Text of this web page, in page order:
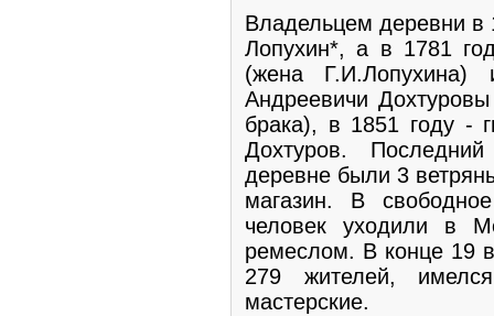
Владельцем деревни в
Лопухин*, а в 1781
(жена
Андреевичи
брака), в 1851 году -
Дохтуров.
деревне были 3
магазин. В
человек уходили в
ремеслом. В конце 19
279 жителей,
мастерские.